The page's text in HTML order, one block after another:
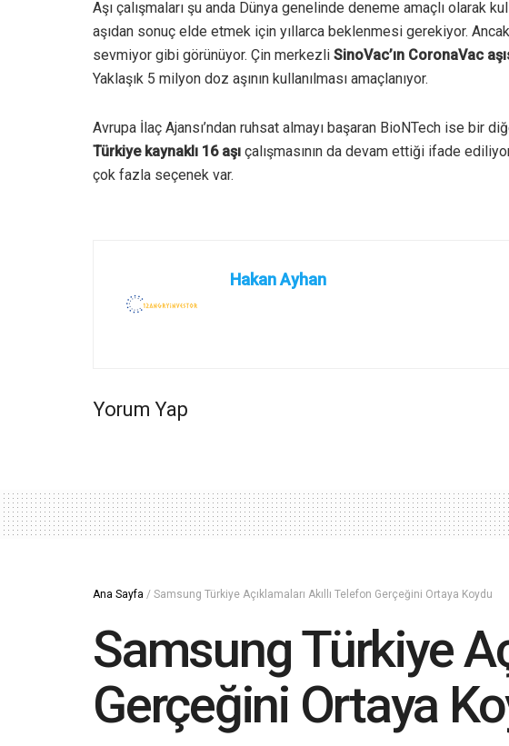
Aşı çalışmaları şu anda Dünya genelinde deneme amaçlı olarak
aşıdan sonuç elde etmek için yıllarca beklenmesi gerekiyor.
sevmiyor gibi görünüyor. Çin merkezli SinoVac’ın CoronaVac
Yaklaşık 5 milyon doz aşının kullanılması amaçlanıyor.
Avrupa İlaç Ajansı’ndan ruhsat almayı başaran BioNTech ise bir
Türkiye kaynaklı 16 aşı çalışmasının da devam ettiği ifade
çok fazla seçenek var.
Hakan Ayhan
Yorum Yap
Ana Sayfa / Samsung Türkiye Açıklamaları Akıllı Telefon Gerçeğini Ortaya Koydu
Samsung Türkiye
Gerçeğini Ortaya